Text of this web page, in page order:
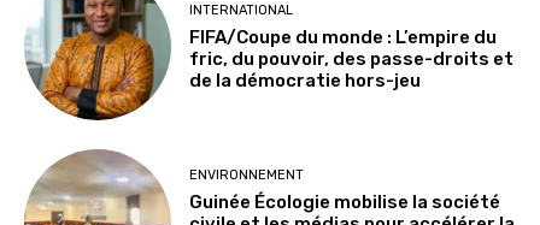
INTERNATIONAL
FIFA/Coupe du monde : L’empire du
fric, du pouvoir, des passe-droits et
de la démocratie hors-jeu
ENVIRONNEMENT
Guinée Écologie mobilise la société